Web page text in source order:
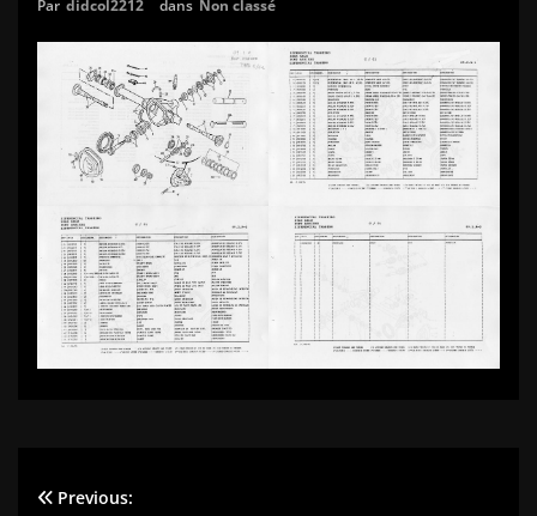
Par didcol2212 dans Non classé
Previous: